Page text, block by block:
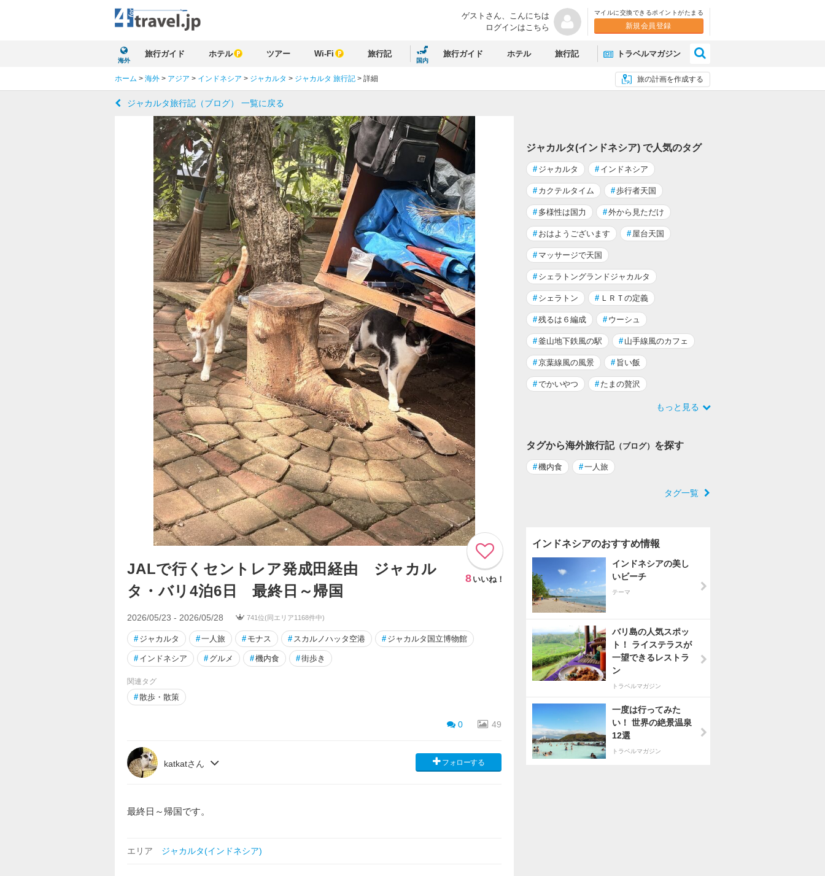
ゲストさん、 こんにちは
ログインはこちら
マイルに交換できるポイントがたまる
新規会員登録
海外
旅行ガイド ホテル ツアー Wi-Fi 旅行記
国内
旅行ガイド ホテル 旅行記 トラベルマガジン
旅の計画を作成する
ホーム > 海外 > アジア > インドネシア > ジャカルタ > ジャカルタ 旅行記 > 詳細
ジャカルタ旅行記（ブログ） 一覧に戻る
JALで行くセントレア発成田経由 ジャカル
タ・バリ4泊6日 最終日～帰国
8 いいね！
2026/05/23 - 2026/05/28 741位(同エリア1168件中)
# ジャカルタ #一人旅 # モナス # スカルノハッタ空港 # ジャカルタ国立博物館
# インドネシア # グルメ #機内食 #街歩き
関連タグ
#散歩・散策
0 49
katkatさん フォローする
最終日～帰国です。
エリア ジャカルタ(インドネシア)
ジャカルタ(インドネシア) で人気のタグ
# ジャカルタ # インドネシア
# カクテルタイム #歩行者天国
# 多様性は国力 #外から見ただけ
# おはようございます # 屋台天国
# マッサージで天国
# シェラトングランドジャカルタ
# シェラトン # ＬＲＴの定義
#残るは６編成 # ウーシュ
#釜山地下鉄風の駅 # 山手線風のカフェ
#京葉線風の風景 # 旨い飯
#でかいやつ # たまの贅沢
もっと見る
タグから海外旅行記（ブログ） を探す
#機内食 #一人旅
タグ一覧
インドネシアのおすすめ情報
インドネシアの美し
いビーチ
テーマ
バリ島の人気スポッ
ト！ ライステラスが
一望できるレストラ
ン
トラベルマガジン
一度は行ってみた
い！ 世界の絶景温泉
12選
トラベルマガジン